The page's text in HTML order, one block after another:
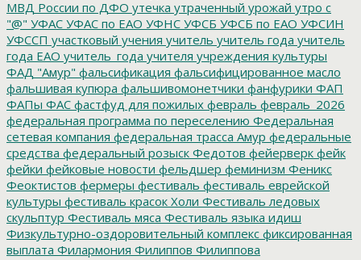
МВД России по ДФО утечка утраченный урожай утро с
"@" УФАС УФАС по ЕАО УФНС УФСБ УФСБ по ЕАО УФСИН
УФССП участковый учения учитель учитель года учитель
года ЕАО учитель_года учителя учреждения культуры
ФАД "Амур" фальсификация фальсифицированное масло
фальшивая купюра фальшивомонетчики фанфурики ФАП
ФАПы ФАС фастфуд для пожилых февраль февраль_2026
федеральная программа по переселению Федеральная
сетевая компания федеральная трасса Амур федеральные
средства федеральный розыск Федотов фейерверк фейк
фейки фейковые новости фельдшер феминизм Феникс
Феоктистов фермеры фестиваль фестиваль еврейской
культуры фестиваль красок Холи Фестиваль ледовых
скульптур Фестиваль мяса Фестиваль языка идиш
Физкультурно-оздоровительный комплекс фиксированная
выплата Филармония Филиппов Филиппова